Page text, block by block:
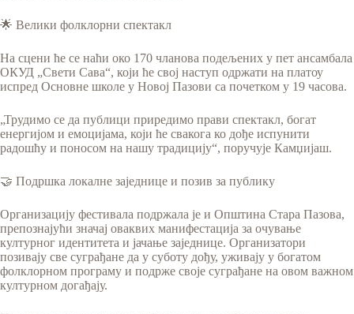
🌟 Велики фолклорни спектакл
На сцени ће се наћи око 170 чланова подељених у пет ансамбала
ОКУД „Свети Сава“, који ће свој наступ одржати на платоу
испред Основне школе у Новој Пазови са почетком у 19 часова.
„Трудимо се да публици приредимо прави спектакл, богат
енергијом и емоцијама, који ће свакога ко дође испунити
радошћу и поносом на нашу традицију“, поручује Камџијаш.
🤝 Подршка локалне заједнице и позив за публику
Организацију фестивала подржала је и Општина Стара Пазова,
препознајући значај оваквих манифестација за очување
културног идентитета и јачање заједнице. Организатори
позивају све суграђане да у суботу дођу, уживају у богатом
фолклорном програму и подрже своје суграђане на овом важном
културном догађају.